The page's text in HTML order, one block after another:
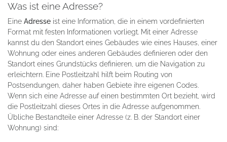
Was ist eine Adresse?
Eine Adresse ist eine Information, die in einem vordefinierten
Format mit festen Informationen vorliegt. Mit einer Adresse
kannst du den Standort eines Gebäudes wie eines Hauses, einer
Wohnung oder eines anderen Gebäudes definieren oder den
Standort eines Grundstücks definieren, um die Navigation zu
erleichtern. Eine Postleitzahl hilft beim Routing von
Postsendungen, daher haben Gebiete ihre eigenen Codes.
Wenn sich eine Adresse auf einen bestimmten Ort bezieht, wird
die Postleitzahl dieses Ortes in die Adresse aufgenommen.
Übliche Bestandteile einer Adresse (z. B. der Standort einer
Wohnung) sind: